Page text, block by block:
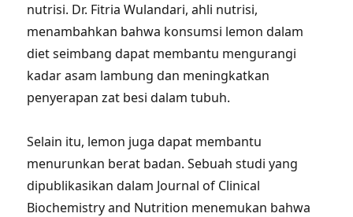
nutrisi. Dr. Fitria Wulandari, ahli nutrisi,
menambahkan bahwa konsumsi lemon dalam
diet seimbang dapat membantu mengurangi
kadar asam lambung dan meningkatkan
penyerapan zat besi dalam tubuh.
Selain itu, lemon juga dapat membantu
menurunkan berat badan. Sebuah studi yang
dipublikasikan dalam Journal of Clinical
Biochemistry and Nutrition menemukan bahwa